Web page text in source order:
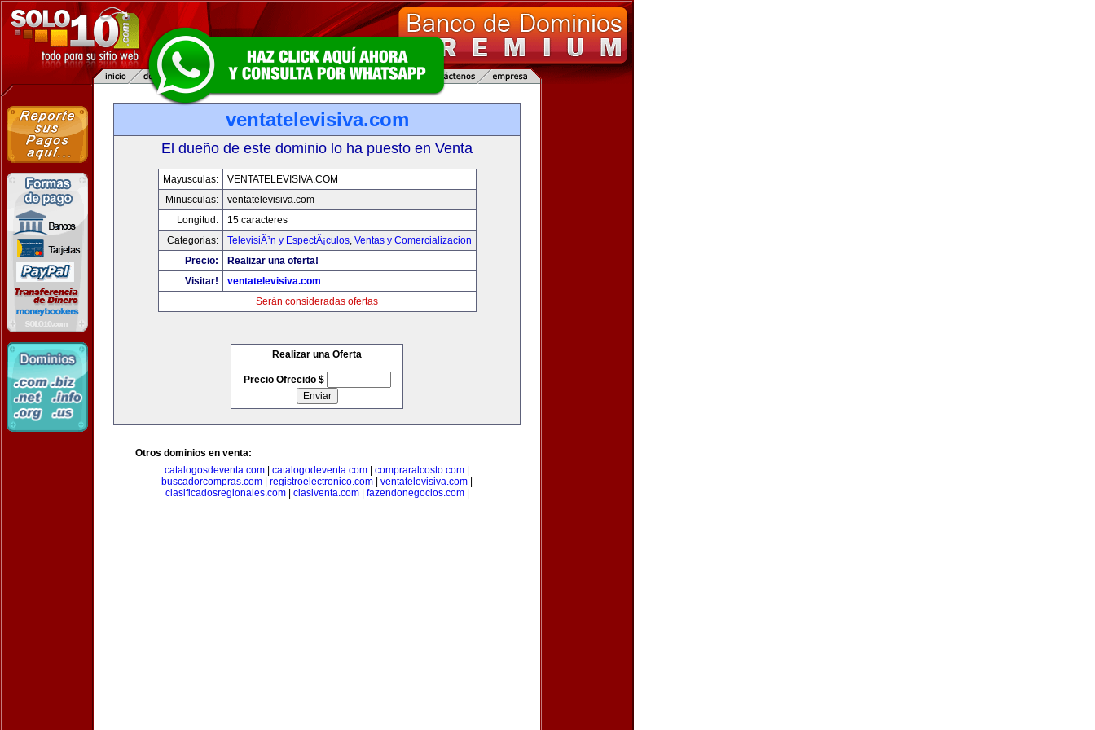
ventatelevisiva.com
El dueño de este dominio lo ha puesto en Venta
Mayusculas:
VENTATELEVISIVA.COM
Minusculas:
ventatelevisiva.com
Longitud:
15 caracteres
Categorias:
TelevisiÃ³n y EspectÃ¡culos, Ventas y Comercializacion
Precio:
Realizar una oferta!
Visitar!
ventatelevisiva.com
Serán consideradas ofertas
Realizar una Oferta
Precio Ofrecido $
Otros dominios en venta:
catalogosdeventa.com
catalogodeventa.com compraralcosto.com
buscadorcompras.com
registroelectronico.com ventatelevisiva.com
clasificadosregionales.com| clasiventa.com| fazendonegocios.com|